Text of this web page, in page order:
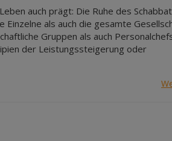
Okt 2026
Nov 2026
Dez 2026
Jan 2027
auch prägt: Die Ruhe des
als auch die gesamte
Gruppen als auch
der Leistungssteigerung oder